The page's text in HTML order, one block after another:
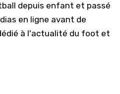
depuis enfant et passé
en ligne avant de
à l'actualité du foot et